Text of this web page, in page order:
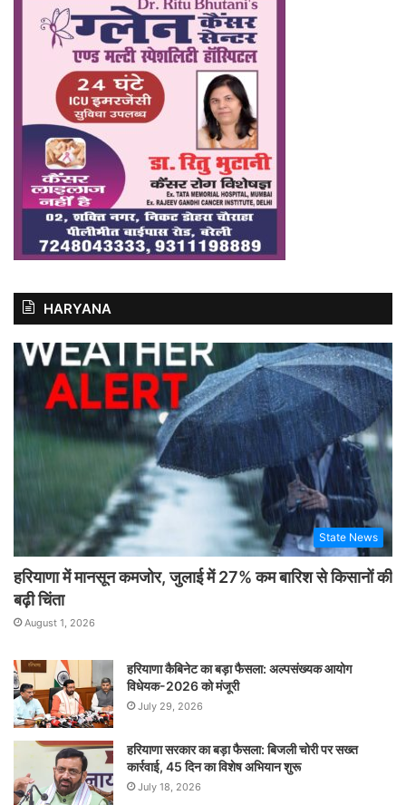
HARYANA
State News
हरियाणा में मानसून कमजोर, जुलाई में 27% कम बारिश से किसानों की
बढ़ी चिंता
August 1, 2026
हरियाणा कैबिनेट का बड़ा फैसला: अल्पसंख्यक आयोग
विधेयक-2026 को मंजूरी
July 29, 2026
हरियाणा सरकार का बड़ा फैसला: बिजली चोरी पर सख्त
कार्रवाई, 45 दिन का विशेष अभियान शुरू
July 18, 2026